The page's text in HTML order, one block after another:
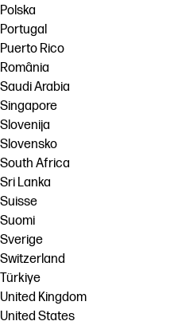
Polska
Portugal
Puerto Rico
România
Saudi Arabia
Singapore
Slovenija
Slovensko
South Africa
Sri Lanka
Suisse
Suomi
Sverige
Switzerland
Türkiye
United Kingdom
United States